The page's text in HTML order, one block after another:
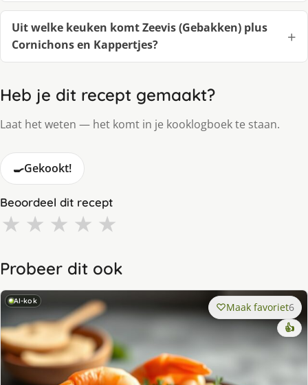
Uit welke keuken komt Zeevis (Gebakken) plus
Cornichons en Kappertjes?
Heb je dit recept gemaakt?
Laat het weten — het komt in je kooklogboek te staan.
🍳Gekookt!
Beoordeel dit recept
★ ★ ★ ★ ★
Probeer dit ook
AI-kok Maak favoriet6
👍